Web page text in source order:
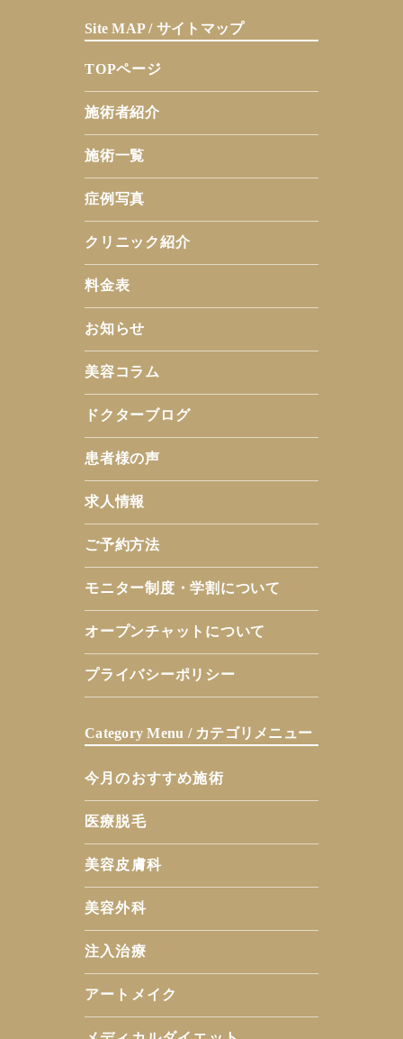
Site MAP / サイトマップ
TOPページ
施術者紹介
施術一覧
症例写真
クリニック紹介
料金表
お知らせ
美容コラム
ドクターブログ
患者様の声
求人情報
ご予約方法
モニター制度・学割について
オープンチャットについて
プライバシーポリシー
Category Menu / カテゴリメニュー
今月のおすすめ施術
医療脱毛
美容皮膚科
美容外科
注入治療
アートメイク